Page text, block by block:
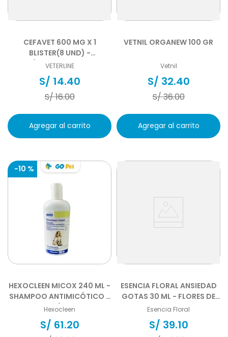
CEFAVET 600 MG X 1
BLISTER(8 UND) -
ANTIBIÓTICO PARA PERROS Y
GATOS
VETERLINE
S/ 14.40
S/16.00
Agregar al carrito
VETNIL ORGANEW 100 GR
Vetnil
S/ 32.40
S/36.00
Agregar al carrito
-10 %
HEXOCLEEN MICOX 240 ML -
SHAMPOO ANTIMICÓTICO Y
ANTISÉPTICO
Hexocleen
S/ 61.20
ESENCIA FLORAL ANSIEDAD
GOTAS 30 ML - FLORES DE
BACH
Esencia Floral
S/ 39.10